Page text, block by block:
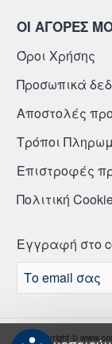
ΟΙ ΑΓΟΡΕΣ
Όροι Χρήσης
Προσωπικά
Αποστολές
Τρόποι
Επιστροφές
Πολιτική
Εγγραφή στο
email
Copyright ©